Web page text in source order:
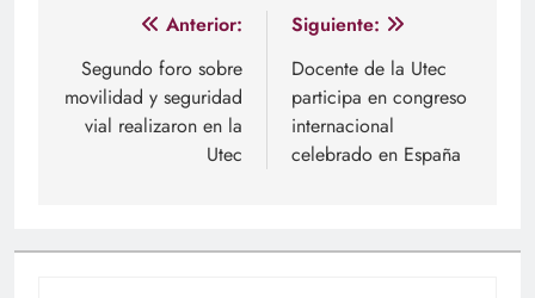
Navegación
de
entradas
Anterior:
Segundo foro sobre
movilidad y seguridad
vial realizaron en la
Utec
Siguiente:
Docente de la Utec
participa en congreso
internacional
celebrado en España